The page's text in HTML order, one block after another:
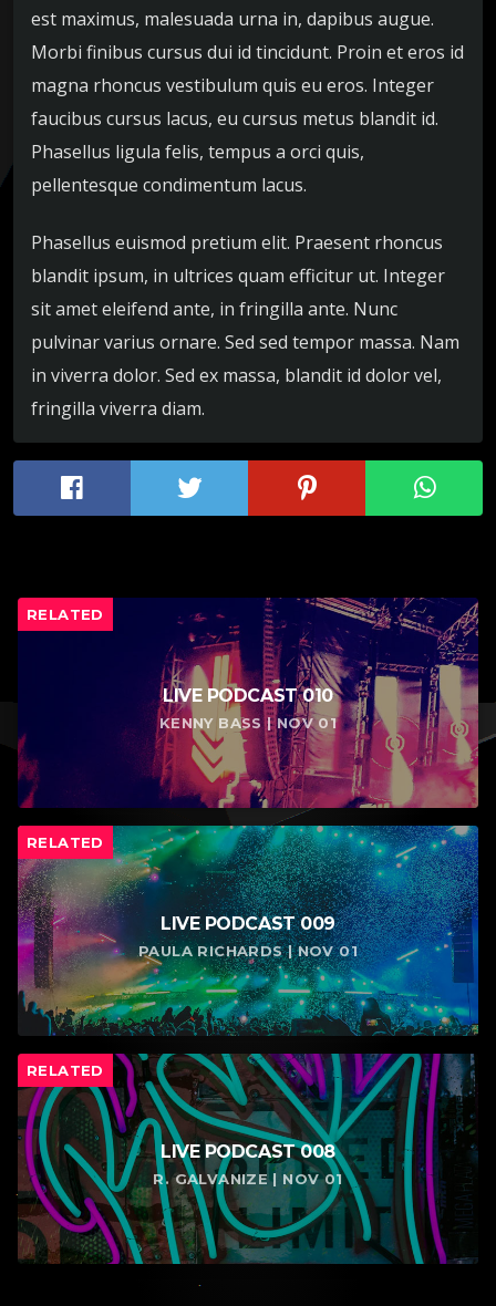
est maximus, malesuada urna in, dapibus augue.
Morbi finibus cursus dui id tincidunt. Proin et eros id
magna rhoncus vestibulum quis eu eros. Integer
faucibus cursus lacus, eu cursus metus blandit id.
Phasellus ligula felis, tempus a orci quis,
pellentesque condimentum lacus.
Phasellus euismod pretium elit. Praesent rhoncus
blandit ipsum, in ultrices quam efficitur ut. Integer
sit amet eleifend ante, in fringilla ante. Nunc
pulvinar varius ornare. Sed sed tempor massa. Nam
in viverra dolor. Sed ex massa, blandit id dolor vel,
fringilla viverra diam.
RELATED
LIVE PODCAST 010
KENNY BASS | NOV 01
RELATED
LIVE PODCAST 009
PAULA RICHARDS | NOV 01
RELATED
LIVE PODCAST 008
R. GALVANIZE | NOV 01